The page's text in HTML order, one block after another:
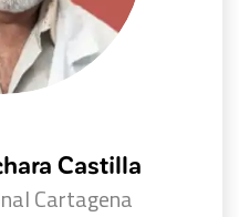
Castilla
Cartagena